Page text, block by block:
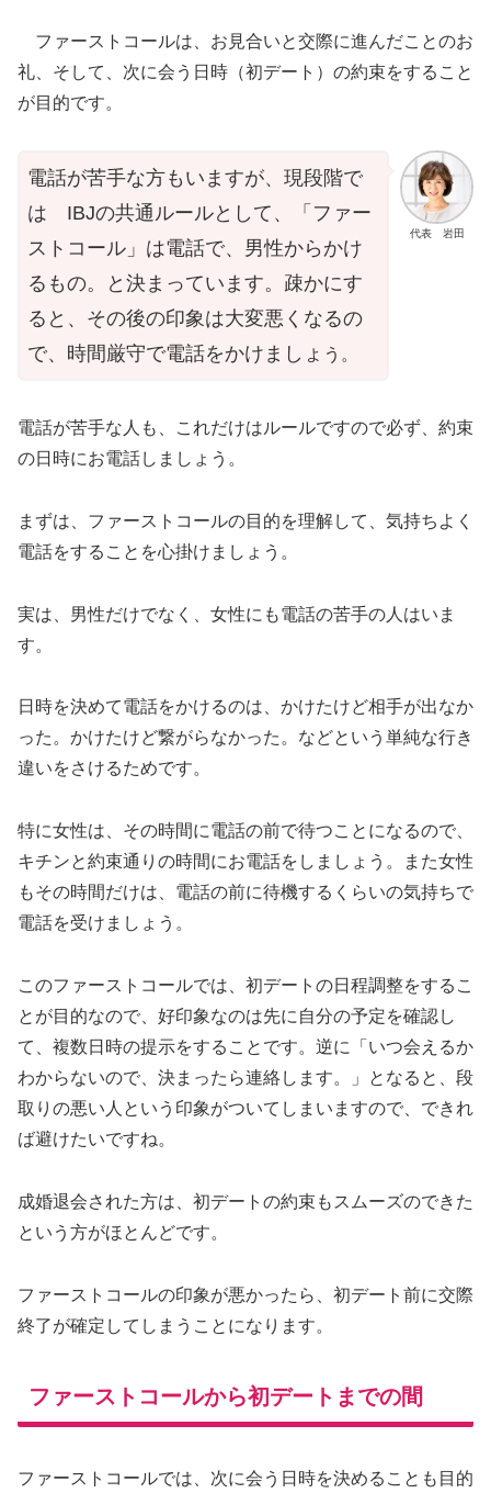
ファーストコールは、お見合いと交際に進んだことのお
礼、そして、次に会う日時（初デート）の約束をすること
が目的です。
代表 岩田
電話が苦手な方もいますが、現段階で
は IBJの共通ルールとして、「ファー
ストコール」は電話で、男性からかけ
るもの。と決まっています。疎かにす
ると、その後の印象は大変悪くなるの
で、時間厳守で電話をかけましょ う。
電話が苦手な人も、これだけはルールですので必ず、約束
の日時にお電話しましょう。
まずは、ファーストコールの目的を理解して、気持ちよく
電話をすることを心掛けましょう。
実は、男性だけでなく、女性にも電話の苦手の人はいま
す。
日時を決めて電話をかけるのは、かけたけど相手が出なか
った。かけたけど繋がらなかった。などという単純な行き
違いをさけるためです。
特に女性は、その時間に電話の前で待つことになるので、
キチンと約束通りの時間にお電話をしましょう。また女性
もその時間だけは、電話の前に待機するくらいの気持ちで
電話を受けましょう。
このファーストコールでは、初デートの日程調整をするこ
とが目的なので、好印象なのは先に自分の予定を確認し
て、複数日時の提示をすることです。逆に「いつ会えるか
わからないので、決まったら連絡します。」となると、段
取りの悪い人という印象がついてしまいますので、できれ
ば避けたいですね。
成婚退会された方は、初デートの約束もスムーズのできた
という方がほとんどです。
ファーストコールの印象が悪かったら、初デート前に交際
終了が確定してしまうことになります。
ファーストコールから初デートまでの間
ファーストコールでは、次に会う日時を決めることも目的